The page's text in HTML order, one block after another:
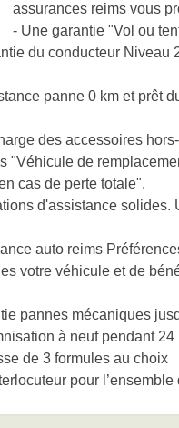
assurances reims vous
- Une garantie "Vol ou
du conducteur Niveau
panne 0 km et prêt
des accessoires
"Véhicule de
cas de perte totale".
d'assistance solides.
auto reims
votre véhicule et de
pannes mécaniques
à neuf pendant 24
de 3 formules au choix
pour l’ensemble